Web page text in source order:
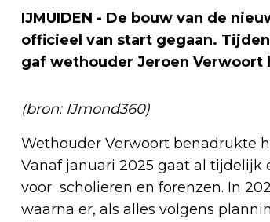
IJMUIDEN - De bouw van de
officieel van start gegaan.
gaf wethouder Jeroen Verwoort
(bron: IJmond360)
Wethouder Verwoort benadrukte
Vanaf januari 2025 gaat al tijdelijk
voor scholieren en forenzen. In
waarna er, als alles volgens